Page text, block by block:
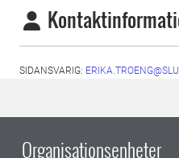
SIDANSVARIG:
Organisationsenheter